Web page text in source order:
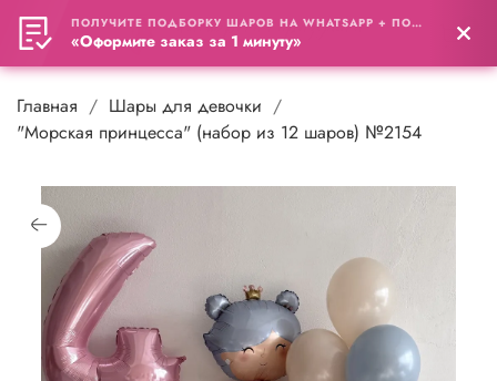
0
Главная
Шары для девочки
"Морская принцесса" (набор из 12 шаров) №2154
ПОЛУЧИТЕ ПОДБОРКУ ШАРОВ НА WHATSAPP + ПОДАРОК
«Оформите заказ за 1 минуту»